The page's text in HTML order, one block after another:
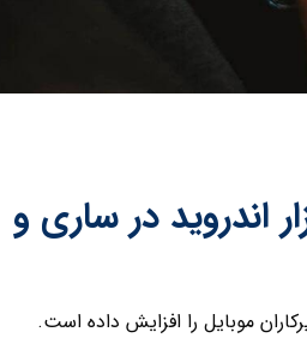
در ساری و
موبایل را افزایش داده است.